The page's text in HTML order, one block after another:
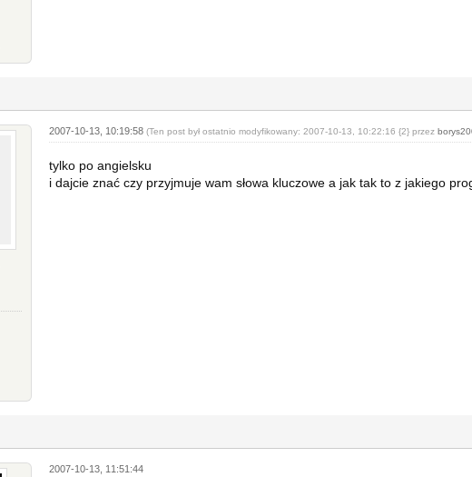
2007-10-13, 10:19:58 (Ten post był ostatnio modyfikowany: 2007-10-13, 10:22:16 {2} przez
tylko po angielsku
i dajcie znać czy przyjmuje wam słowa kluczowe a jak tak to z jakiego
2007-10-13, 11:51:44